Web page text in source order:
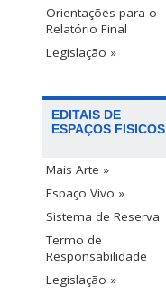
Orientações para o
Relatório Final
Legislação »
EDITAIS DE
ESPAÇOS FISICOS
Mais Arte »
Espaço Vivo »
Sistema de Reserva
Termo de
Responsabilidade
Legislação »